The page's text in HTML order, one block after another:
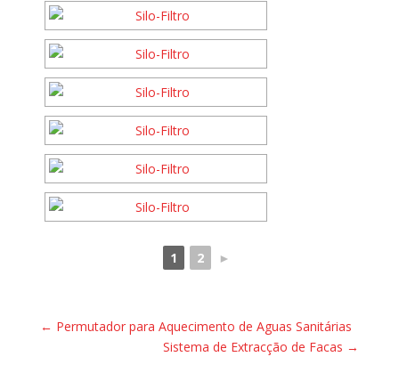
1 2 ►
← Permutador para Aquecimento de Aguas Sanitárias
Sistema de Extracção de Facas →